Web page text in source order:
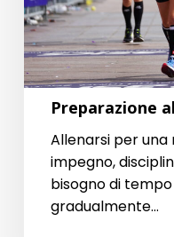
Preparazione
Allenarsi per
impegno,
bisogno di
gradualmente…